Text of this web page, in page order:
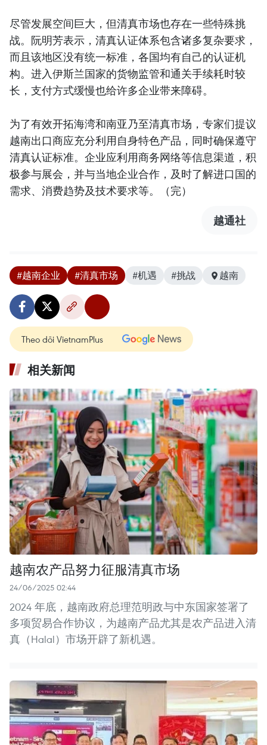
尽管发展空间巨大，但清真市场也存在一些特殊挑
战。阮明芳表示，清真认证体系包含诸多复杂要求，
而且该地区没有统一标准，各国均有自己的认证机
构。进入伊斯兰国家的货物监管和通关手续耗时较
长，支付方式缓慢也给许多企业带来障碍。
为了有效开拓海湾和南亚乃至清真市场，专家们提议
越南出口商应充分利用自身特色产品，同时确保遵守
清真认证标准。企业应利用商务网络等信息渠道，积
极参与展会，并与当地企业合作，及时了解进口国的
需求、消费趋势及技术要求等。（完）
越通社
#越南企业 #清真市场 #机遇 #挑战 越南
Theo dõi VietnamPlus
相关新闻
越南农产品努力征服清真市场
24/06/2025 02:44
2024 年底，越南政府总理范明政与中东国家签署了
多项贸易合作协议，为越南产品尤其是农产品进入清
真（Halal）市场开辟了新机遇。